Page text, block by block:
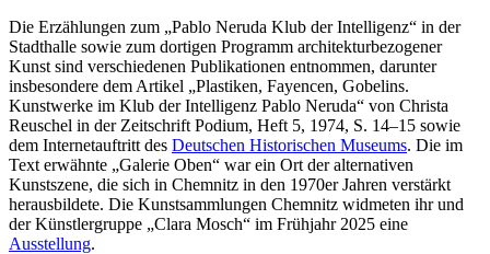
Die Erzählungen zum „Pablo Neruda Klub der Intelligenz“ in der
Stadthalle sowie zum dortigen Programm architekturbezogener
Kunst sind verschiedenen Publikationen entnommen, darunter
insbesondere dem Artikel „Plastiken, Fayencen, Gobelins.
Kunstwerke im Klub der Intelligenz Pablo Neruda“ von Christa
Reuschel in der Zeitschrift Podium, Heft 5, 1974, S. 14–15 sowie
dem Internetauftritt des Deutschen Historischen Museums. Die im
Text erwähnte „Galerie Oben“ war ein Ort der alternativen
Kunstszene, die sich in Chemnitz in den 1970er Jahren verstärkt
herausbildete. Die Kunstsammlungen Chemnitz widmeten ihr und
der Künstlergruppe „Clara Mosch“ im Frühjahr 2025 eine
Ausstellung.